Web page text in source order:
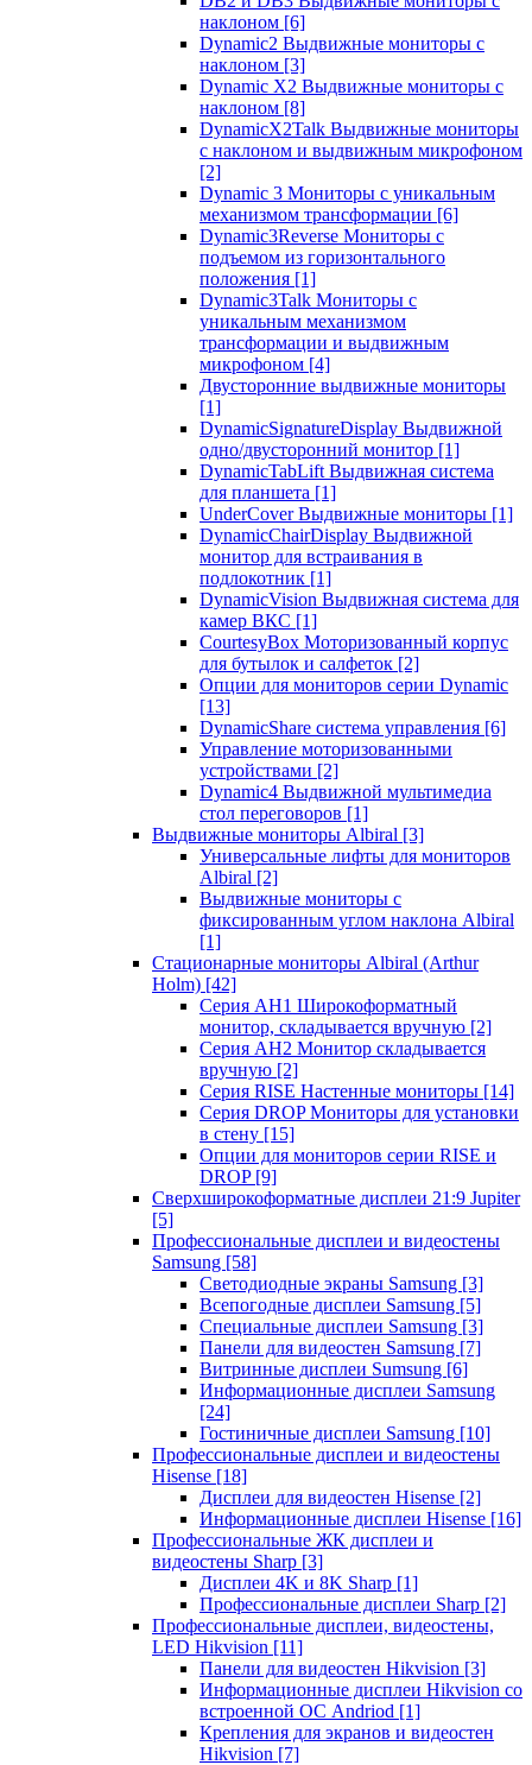
наклоном [6]
Dynamic2 Выдвижные мониторы с
наклоном [3]
Dynamic X2 Выдвижные мониторы с
наклоном [8]
DynamicX2Talk Выдвижные мониторы
с наклоном и выдвижным микрофоном
[2]
Dynamic 3 Мониторы с уникальным
механизмом трансформации [6]
Dynamic3Reverse Мониторы с
подъемом из горизонтального
положения [1]
Dynamic3Talk Мониторы с
уникальным механизмом
трансформации и выдвижным
микрофоном [4]
Двусторонние выдвижные мониторы
[1]
DynamicSignatureDisplay Выдвижной
одно/двусторонний монитор [1]
DynamicTabLift Выдвижная система
для планшета [1]
UnderCover Выдвижные мониторы [1]
DynamicChairDisplay Выдвижной
монитор для встраивания в
подлокотник [1]
DynamicVision Выдвижная система для
камер ВКС [1]
CourtesyBox Моторизованный корпус
для бутылок и салфеток [2]
Опции для мониторов серии Dynamic
[13]
DynamicShare система управления [6]
Управление моторизованными
устройствами [2]
Dynamic4 Выдвижной мультимедиа
стол переговоров [1]
Выдвижные мониторы Albiral [3]
Универсальные лифты для мониторов
Albiral [2]
Выдвижные мониторы с
фиксированным углом наклона Albiral
[1]
Стационарные мониторы Albiral (Arthur
Holm) [42]
Серия AH1 Широкоформатный
монитор, складывается вручную [2]
Серия AH2 Монитор складывается
вручную [2]
Серия RISE Настенные мониторы [14]
Серия DROP Мониторы для установки
в стену [15]
Опции для мониторов серии RISE и
DROP [9]
Сверхширокоформатные дисплеи 21:9 Jupiter
[5]
Профессиональные дисплеи и видеостены
Samsung [58]
Светодиодные экраны Samsung [3]
Всепогодные дисплеи Samsung [5]
Специальные дисплеи Samsung [3]
Панели для видеостен Samsung [7]
Витринные дисплеи Sumsung [6]
Информационные дисплеи Samsung
[24]
Гостиничные дисплеи Samsung [10]
Профессиональные дисплеи и видеостены
Hisense [18]
Дисплеи для видеостен Hisense [2]
Информационные дисплеи Hisense [16]
Профессиональные ЖК дисплеи и
видеостены Sharp [3]
Дисплеи 4K и 8K Sharp [1]
Профессиональные дисплеи Sharp [2]
Профессиональные дисплеи, видеостены,
LED Hikvision [11]
Панели для видеостен Hikvision [3]
Информационные дисплеи Hikvision со
встроенной ОС Andriod [1]
Крепления для экранов и видеостен
Hikvision [7]